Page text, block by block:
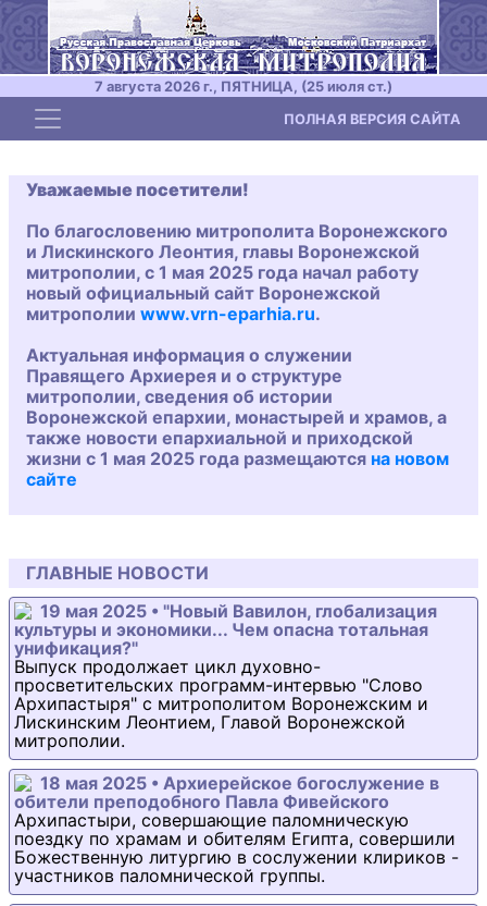
7 августа 2026 г., ПЯТНИЦА, (25 июля ст.)
Toggle navigation ПОЛНАЯ ВЕРСИЯ САЙТА
Уважаемые посетители!
По благословению митрополита Воронежского
и Лискинского Леонтия, главы Воронежской
митрополии, с 1 мая 2025 года начал работу
новый официальный сайт Воронежской
митрополии www.vrn-eparhia.ru.
Актуальная информация о служении
Правящего Архиерея и о структуре
митрополии, сведения об истории
Воронежской епархии, монастырей и храмов, а
также новости епархиальной и приходской
жизни с 1 мая 2025 года размещаются на новом
сайте
ГЛАВНЫЕ НОВОСТИ
19 мая 2025 • "Новый Вавилон, глобализация
культуры и экономики... Чем опасна тотальная
унификация?"
Выпуск продолжает цикл духовно-
просветительских программ-интервью "Слово
Архипастыря" с митрополитом Воронежским и
Лискинским Леонтием, Главой Воронежской
митрополии.
18 мая 2025 • Архиерейское богослужение в
обители преподобного Павла Фивейского
Архипастыри, совершающие паломническую
поездку по храмам и обителям Египта, совершили
Божественную литургию в сослужении клириков -
участников паломнической группы.